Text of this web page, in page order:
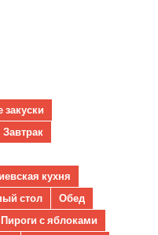
закуски
Завтрак
кухня
стол
Обед
Пироги с яблоками